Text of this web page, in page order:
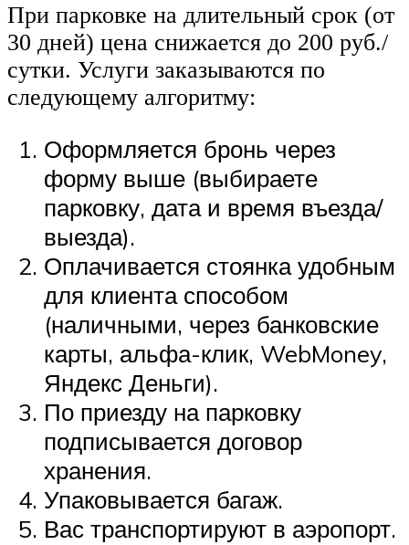
При парковке на длительный срок (от
30 дней) цена снижается до 200 руб./
сутки. Услуги заказываются по
следующему алгоритму:
Оформляется бронь через
форму выше (выбираете
парковку, дата и время въезда/
выезда).
Оплачивается стоянка удобным
для клиента способом
(наличными, через банковские
карты, альфа-клик, WebMoney,
Яндекс Деньги).
По приезду на парковку
подписывается договор
хранения.
Упаковывается багаж.
Вас транспортируют в аэропорт.